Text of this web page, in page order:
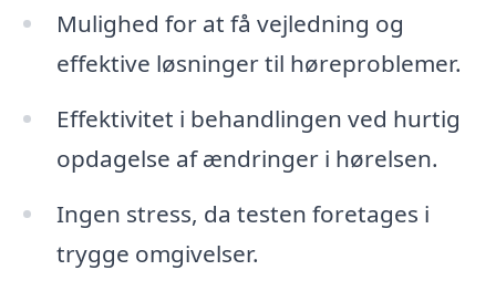
Mulighed for at få vejledning og
effektive løsninger til høreproblemer.
Effektivitet i behandlingen ved hurtig
opdagelse af ændringer i hørelsen.
Ingen stress, da testen foretages i
trygge omgivelser.